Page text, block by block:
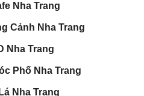
Nha Trang
Cảnh Nha Trang
Nha Trang
Phố Nha Trang
Nha Trang